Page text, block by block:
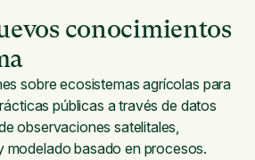
conocimientos
sobre ecosistemas agrícolas para
públicas a través de datos
observaciones satelitales,
modelado basado en procesos.